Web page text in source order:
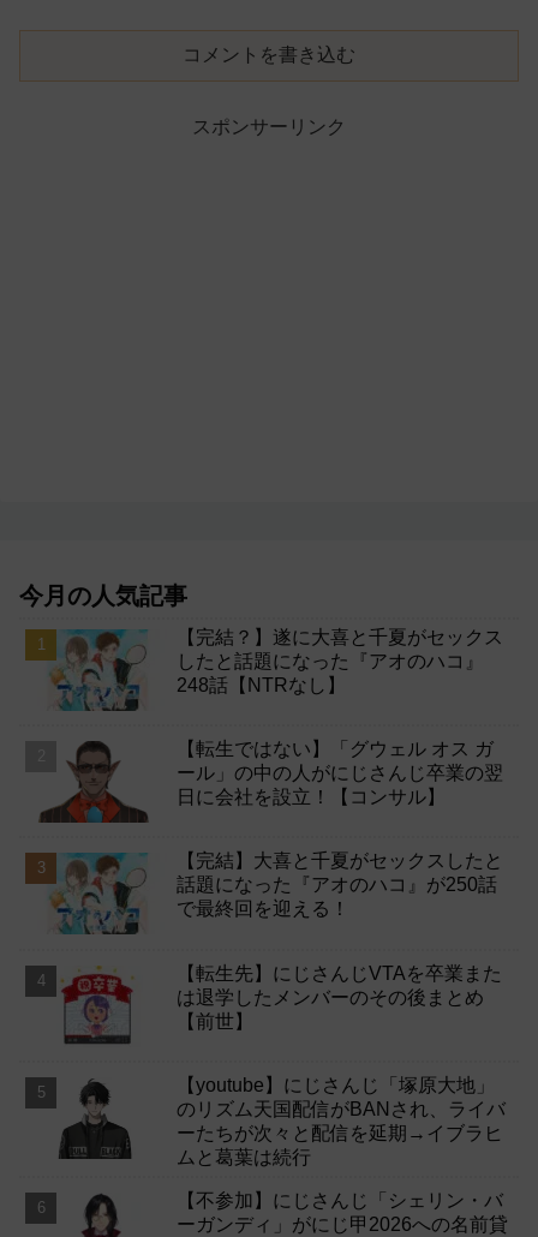
コメントを書き込む
スポンサーリンク
今月の人気記事
【完結？】遂に大喜と千夏がセックス
したと話題になった『アオのハコ』
248話【NTRなし】
【転生ではない】「グウェル オス ガ
ール」の中の人がにじさんじ卒業の翌
日に会社を設立！【コンサル】
【完結】大喜と千夏がセックスしたと
話題になった『アオのハコ』が250話
で最終回を迎える！
【転生先】にじさんじVTAを卒業また
は退学したメンバーのその後まとめ
【前世】
【youtube】にじさんじ「塚原大地」
のリズム天国配信がBANされ、ライバ
ーたちが次々と配信を延期→イブラヒ
ムと葛葉は続行
【不参加】にじさんじ「シェリン・バ
ーガンディ」がにじ甲2026への名前貸